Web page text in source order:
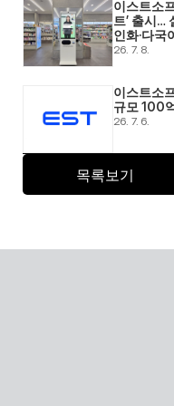
이스트소
트’ 출시…
인화·다국
26. 7. 8.
이스트소
규모 100
26. 7. 6.
목록보기